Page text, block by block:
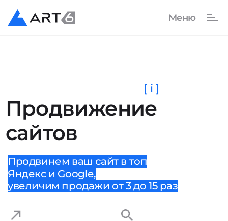
Продвижение
сайтов
[ i ]
Продвинем ваш сайт в топ
Яндекс и Google,
увеличим продажи от 3 до 15 раз